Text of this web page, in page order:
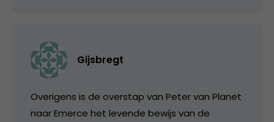
Gijsbregt
Overigens is de overstap van Peter van Planet
naar Emerce het levende bewijs van de